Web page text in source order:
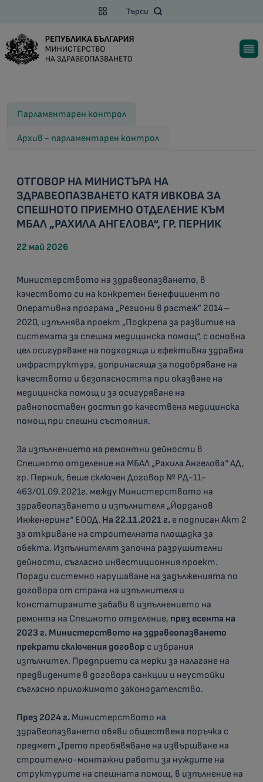
Търси
Парламентарен контрол
Архив - парламентарен контрол
ОТГОВОР НА МИНИСТЪРА НА
ЗДРАВЕОПАЗВАНЕТО КАТЯ ИВКОВА ЗА
СПЕШНОТО ПРИЕМНО ОТДЕЛЕНИЕ КЪМ
МБАЛ „РАХИЛА АНГЕЛОВА“, ГР. ПЕРНИК
22 май 2026
Министерството на здравеопазването, в
качеството си на конкретен бенефициент по
Оперативна програма „Региони в растеж” 2014–
2020, изпълнява проект „Подкрепа за развитие на
системата за спешна медицинска помощ“, с основна
цел осигуряване на подходяща и ефективна здравна
инфраструктура, допринасяща за подобряване на
качеството и безопасността при оказване на
медицинска помощ и за осигуряване на
равнопоставен достъп до качествена медицинска
помощ при спешни състояния.
За изпълнението на ремонтни дейности в
Спешното отделение на МБАЛ „Рахила Ангелова“ АД,
гр. Перник, беше сключен Договор № РД-11-
463/01.09.2021г. между Министерството на
здравеопазването и изпълнителя „Йорданов
Инженеринг“ ЕООД. На 22.11.2021 г. е подписан Акт 2
за откриване на строителната площадка за
обекта. Изпълнителят започна разрушителни
дейности, съгласно инвестиционния проект.
Поради системно нарушаване на задълженията по
договора от страна на изпълнителя и
констатираните забави в изпълнението на
ремонта на Спешното отделение, през есента на
2023 г. Министерството на здравеопазването
прекрати сключения договор с избрания
изпълнител. Предприети са мерки за налагане на
предвидените в договора санкции и неустойки
съгласно приложимото законодателство.
През 2024 г. Министерството на
здравеопазването обяви обществена поръчка с
предмет „Трето преобявяване на извършване на
строително-монтажни работи за нуждите на
структурите на спешната помощ, в изпълнение на